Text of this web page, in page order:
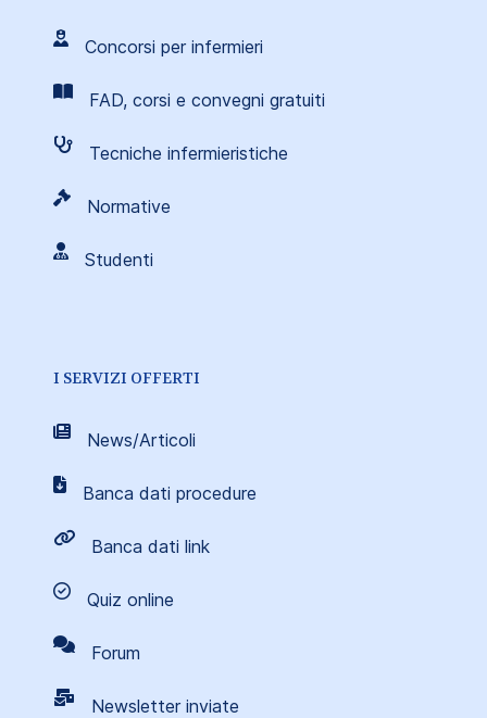
Concorsi per infermieri
FAD, corsi e convegni gratuiti
Tecniche infermieristiche
Normative
Studenti
I SERVIZI OFFERTI
News/Articoli
Banca dati procedure
Banca dati link
Quiz online
Forum
Newsletter inviate